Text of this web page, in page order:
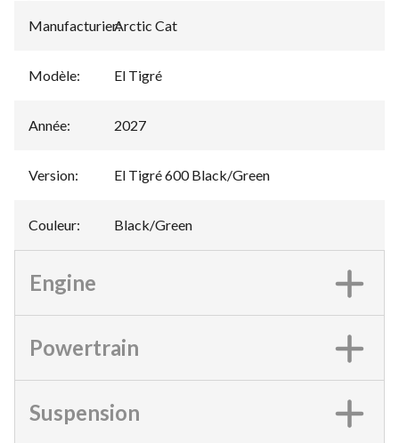
Manufacturier:
Arctic Cat
Modèle: El Tigré
Année: 2027
Version: El Tigré 600 Black/Green
Couleur: Black/Green
Engine
Powertrain
Suspension